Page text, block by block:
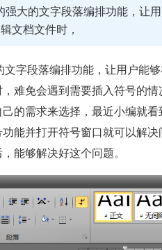
大的文字段落编排功能，让
文档文件时，
段落编排功能，让用户能够
难免会遇到需要插入符号的
的需求来选择，最近小编就
能并打开符号窗口就可以解
能够解决好这个问题。